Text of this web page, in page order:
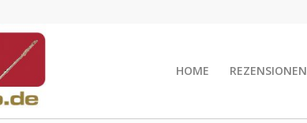
HOME REZENSIONEN